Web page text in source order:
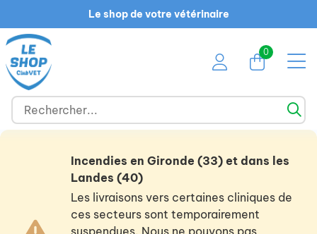
Le shop de votre vétérinaire
0
Incendies en Gironde (33) et dans les
Landes (40)
Les livraisons vers certaines cliniques de
ces secteurs sont temporairement
suspendues. Nous ne pouvons pas